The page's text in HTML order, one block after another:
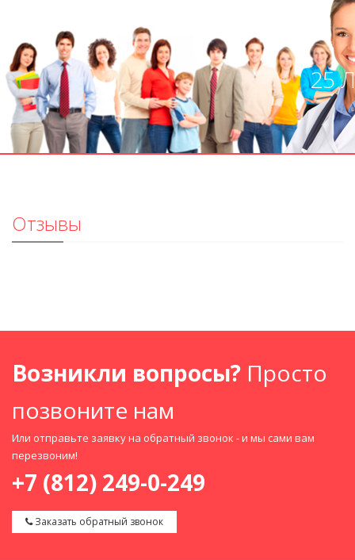
25
Отзывы
Возникли вопросы? Просто
позвоните нам
Или отправьте заявку на обратный звонок - и мы сами вам
перезвоним!
+7 (812) 249-0-249
Заказать обратный звонок